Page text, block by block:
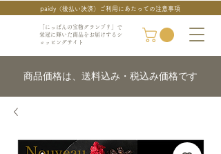
「にっぽんの宝物グランプリ」で
栄冠に輝いた商品をお届けするシ
ョッピングサイト
paidy（後払い決済）ご利用にあたっての注意事項
商品価格は、送料込み・税込み価格です